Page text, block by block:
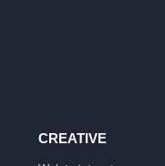
CREATIVE